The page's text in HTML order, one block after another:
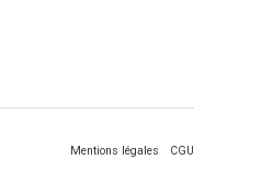
Mentions légales CGU